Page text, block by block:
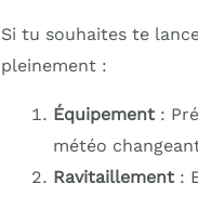
Si tu souhaites te
pleinement :
Équipement:
météo
Ravitaillement: